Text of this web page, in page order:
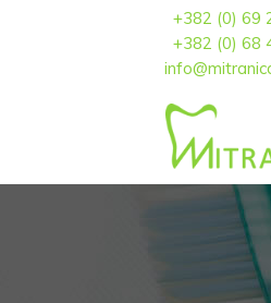
+382 (0) 69
+382 (0) 68